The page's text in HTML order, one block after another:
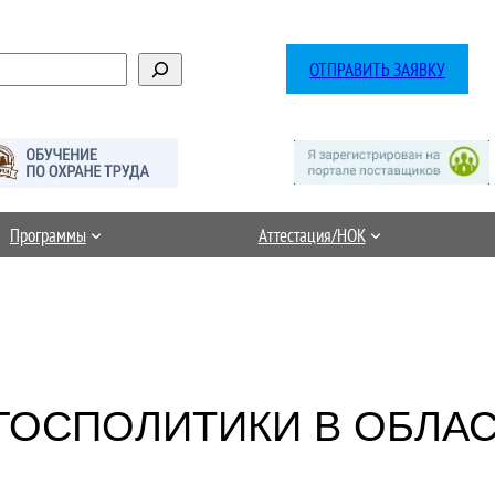
ОТПРАВИТЬ ЗАЯВКУ
Программы Аттестация/НОК
В